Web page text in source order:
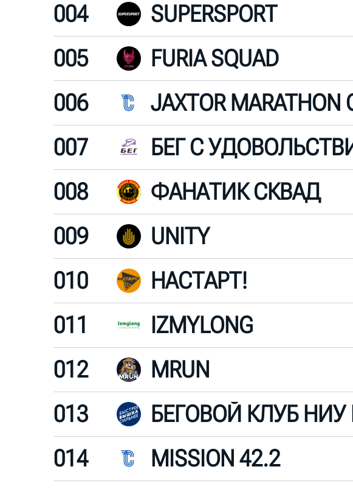
004
SUPERSPORT
005
FURIA SQUAD
006
007
008
ФАНАТИК СКВАД
009
UNITY
010
НАСТАРТ!
011
IZMYLONG
012
MRUN
013
014
MISSION 42.2